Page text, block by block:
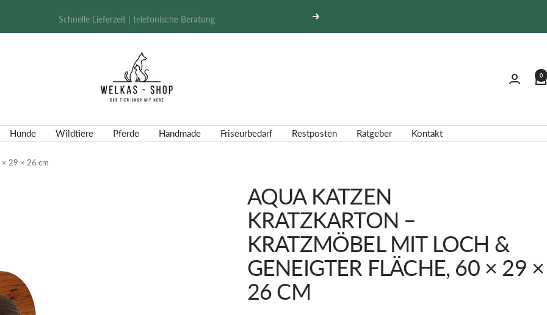
Schnelle Lieferzeit | telefonische Beratung Weiter
0
Hunde Wildtiere Pferde Handmade Friseurbedarf Restposten Ratgeber Kontakt
× 29 × 26 cm
AQUA KATZEN
KRATZKARTON –
KRATZMÖBEL MIT LOCH &
GENEIGTER FLÄCHE, 60 × 29 ×
26 CM